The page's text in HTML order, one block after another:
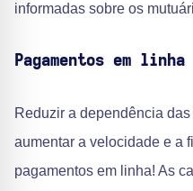
informadas sobre os
Pagamentos em linha
Reduzir a dependência
aumentar a velocidade e a
pagamentos em linha! As